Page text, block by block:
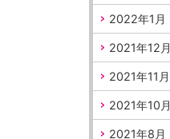
2022年1月
2021年12月
2021年11月
2021年10月
2021年8月